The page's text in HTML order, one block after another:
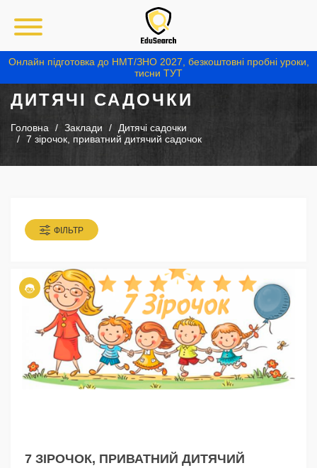
Онлайн підготовка до НМТ/ЗНО 2027, безкоштовні пробні уроки,
тисни ТУТ
ДИТЯЧІ САДОЧКИ
Головна Заклади
Дитячі садочки
7 зірочок, приватний дитячий садочок
ФІЛЬТР
7 ЗІРОЧОК, ПРИВАТНИЙ ДИТЯЧИЙ